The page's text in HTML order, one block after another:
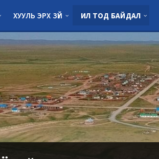
ХУУЛЬ ЭРХ ЗҮЙ ИЛ ТОД БАЙДАЛ